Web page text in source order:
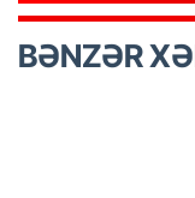
BƏNZƏR